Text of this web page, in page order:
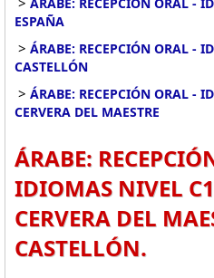
ESPAÑA
> ÁRABE: RECEPCIÓN ORAL -
CASTELLÓN
> ÁRABE: RECEPCIÓN ORAL -
CERVERA DEL MAESTRE
ÁRABE:
IDIOMAS NIVEL
CERVERA DEL
CASTELLÓN.